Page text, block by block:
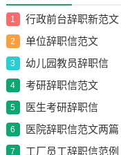
1 行政前台辞职新范文
2 单位辞职信范文
3 幼儿园教员辞职信
4 考研辞职信范文
5 医生考研辞职信
6 医院辞职信范文两篇
7 工厂员工辞职信范例